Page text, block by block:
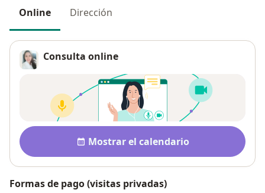
Online Dirección
Consulta online
Disponibilidad
Mostrar el calendario
Formas de pago (visitas privadas)